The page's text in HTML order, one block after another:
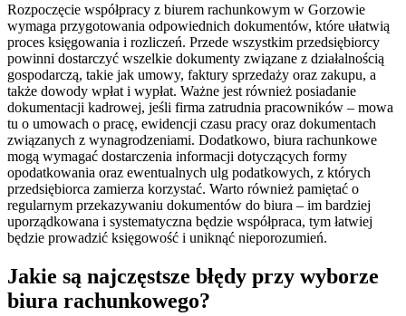
Rozpoczęcie współpracy z biurem rachunkowym w Gorzowie
wymaga przygotowania odpowiednich dokumentów, które ułatwią
proces księgowania i rozliczeń. Przede wszystkim przedsiębiorcy
powinni dostarczyć wszelkie dokumenty związane z działalnością
gospodarczą, takie jak umowy, faktury sprzedaży oraz zakupu, a
także dowody wpłat i wypłat. Ważne jest również posiadanie
dokumentacji kadrowej, jeśli firma zatrudnia pracowników – mowa
tu o umowach o pracę, ewidencji czasu pracy oraz dokumentach
związanych z wynagrodzeniami. Dodatkowo, biura rachunkowe
mogą wymagać dostarczenia informacji dotyczących formy
opodatkowania oraz ewentualnych ulg podatkowych, z których
przedsiębiorca zamierza korzystać. Warto również pamiętać o
regularnym przekazywaniu dokumentów do biura – im bardziej
uporządkowana i systematyczna będzie współpraca, tym łatwiej
będzie prowadzić księgowość i uniknąć nieporozumień.
Jakie są najczęstsze błędy przy wyborze
biura rachunkowego?